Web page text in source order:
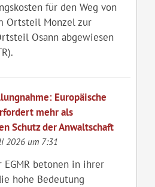
für den Weg von
Ortsteil Monzel zur
Osann abgewiesen
Europäische
mehr als
Schutz der Anwaltschaft
2026 um 7:31
EGMR betonen in ihrer
hohe Bedeutung